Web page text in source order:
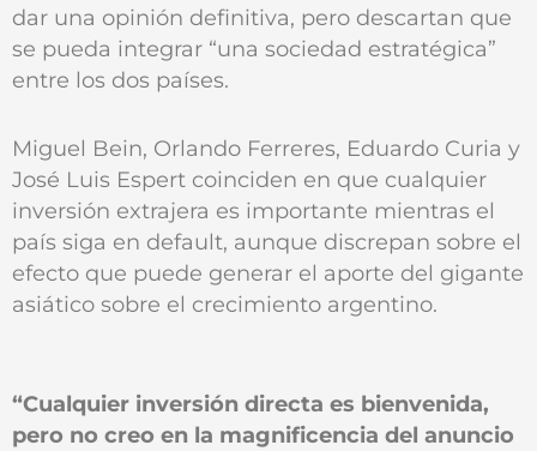
dar una opinión definitiva, pero descartan que
se pueda integrar “una sociedad estratégica”
entre los dos países.
Miguel Bein, Orlando Ferreres, Eduardo Curia y
José Luis Espert coinciden en que cualquier
inversión extrajera es importante mientras el
país siga en default, aunque discrepan sobre el
efecto que puede generar el aporte del gigante
asiático sobre el crecimiento argentino.
“Cualquier inversión directa es bienvenida,
pero no creo en la magnificencia del anuncio